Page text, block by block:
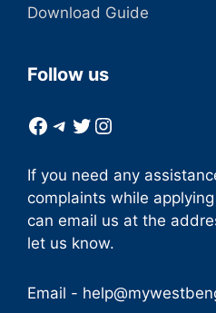
Download Guide
Follow us
Facebook
Telegram
Twitter
Instagram
If you need any
complaints while
can email us at the
let us know.
Email -